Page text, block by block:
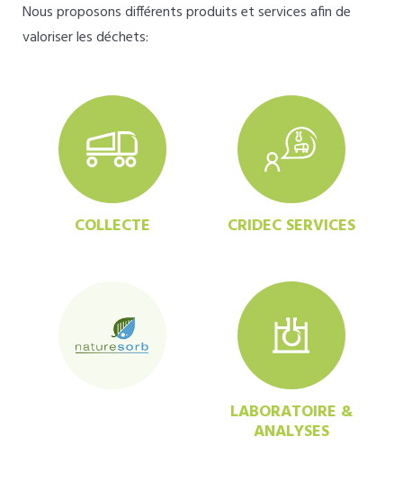
Nous proposons différents produits et services afin de
valoriser les déchets:
COLLECTE CRIDEC SERVICES
LABORATOIRE &
ANALYSES